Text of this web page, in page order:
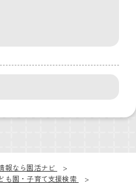
報なら園活ナビ
も園・子育て支援検索